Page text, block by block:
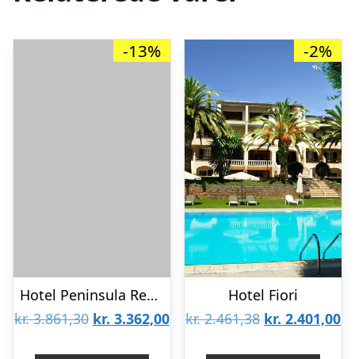
-13%
Hotel Peninsula Resort & Spa
kr.3.861,30 Den
kr. 3.362,00Den
-2%
Hotel Fiori
kr.2.461,38 Den
kr. 2.401,00